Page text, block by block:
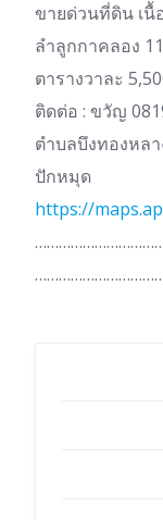
ขายด่วนที่ดิน เนื้
ลำลูกกาคลอง 11
ตารางวาละ
ติดต่อ : ขวัญ
ตำบลบึงทองหล
ปักหมุด
https://